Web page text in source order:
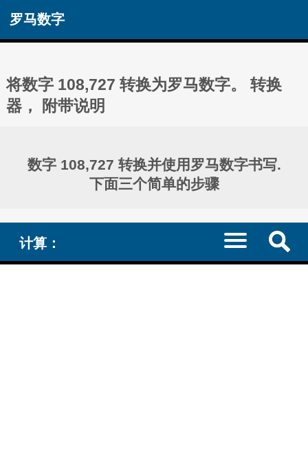
罗马数字
将数字 108,727 转换为罗马数字。 转换
器， 附带说明
数字 108,727 转换并使用罗马数字书写.
下面三个简单的步骤
计算：